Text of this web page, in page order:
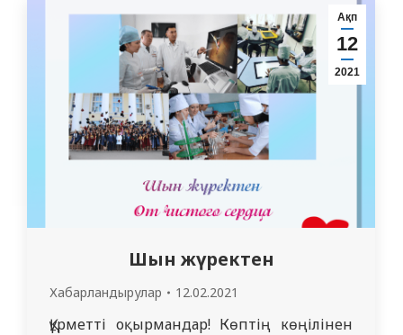
поэзия, проза, драматургия, балалар
әдебиеті және аударма саласындағы 30
үздік шығармасы жалпыхалықтық оқуға
іріктелді. Поэзия: Мұқағали…
Ақп
12
2021
Шын жүректен
Хабарландырулар 12.02.2021
Құрметті оқырмандар! Көптің көңілінен